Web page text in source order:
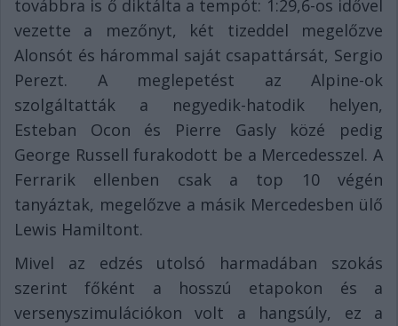
továbbra is ő diktálta a tempót: 1:29,6-os idővel
vezette a mezőnyt, két tizeddel megelőzve
Alonsót és hárommal saját csapattársát, Sergio
Perezt. A meglepetést az Alpine-ok
szolgáltatták a negyedik-hatodik helyen,
Esteban Ocon és Pierre Gasly közé pedig
George Russell furakodott be a Mercedesszel. A
Ferrarik ellenben csak a top 10 végén
tanyáztak, megelőzve a másik Mercedesben ülő
Lewis Hamiltont.
Mivel az edzés utolsó harmadában szokás
szerint főként a hosszú etapokon és a
versenyszimulációkon volt a hangsúly, ez a